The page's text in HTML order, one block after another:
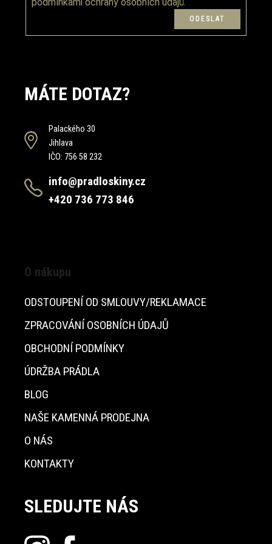
MÁTE DOTAZ?
Palackého 30
Jihlava
IČO: 756 58 232
info@pradloskiny.cz
+420 736 773 846
O nákupu
ODSTOUPENÍ OD SMLOUVY/REKLAMACE
ZPRACOVÁNÍ OSOBNÍCH ÚDAJŮ
OBCHODNÍ PODMÍNKY
ÚDRŽBA PRÁDLA
BLOG
NAŠE KAMENNÁ PRODEJNA
O NÁS
KONTAKTY
SLEDUJTE NÁS